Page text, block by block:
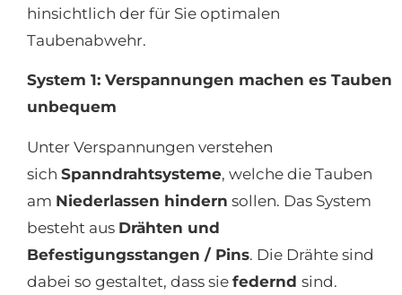
hinsichtlich der für Sie optimalen
Taubenabwehr.
System 1: Verspannungen machen es Tauben
unbequem
Unter Verspannungen verstehen
sich Spanndrahtsysteme, welche die Tauben
am Niederlassen hindern sollen. Das System
besteht aus Drähten und
Befestigungsstangen / Pins. Die Drähte sind
dabei so gestaltet, dass sie federnd sind.